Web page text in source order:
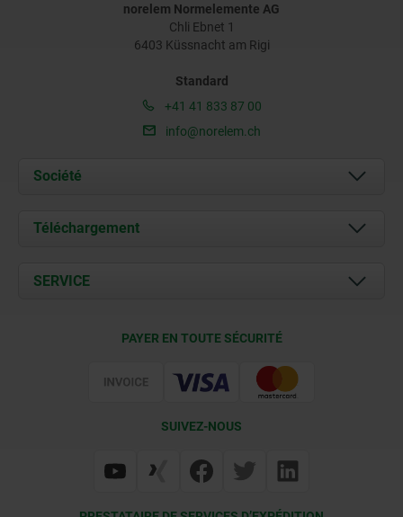
norelem Normelemente AG
Chli Ebnet 1
6403 Küssnacht am Rigi
Standard
+41 41 833 87 00
info@norelem.ch
Société
À propos de nous
Contact
Téléchargement
Documents
SERVICE
PAYER EN TOUTE SÉCURITÉ
SUIVEZ-NOUS